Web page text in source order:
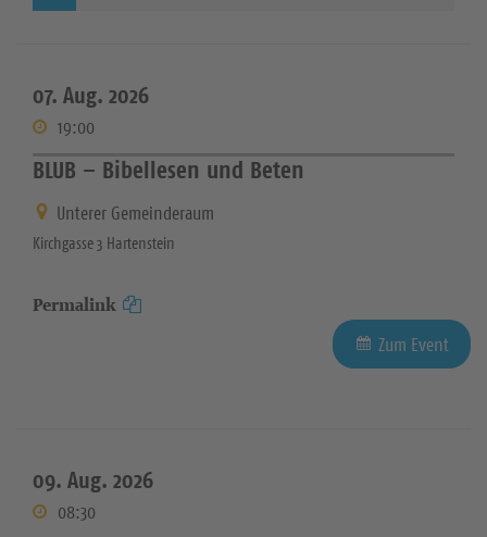
07. Aug. 2026
19:00
BLUB – Bibellesen und Beten
Unterer Gemeinderaum
Kirchgasse 3 Hartenstein
Permalink
Zum Event
09. Aug. 2026
08:30